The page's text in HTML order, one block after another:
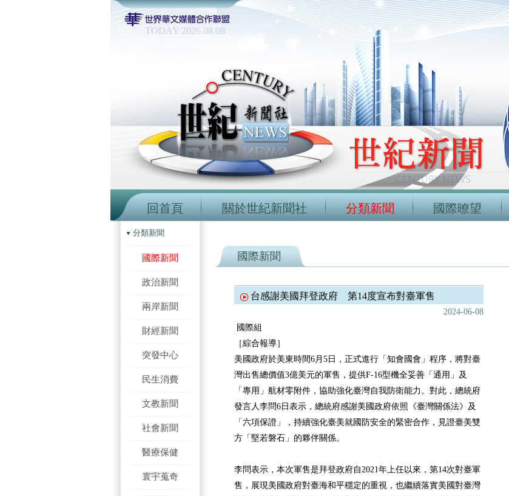
TODAY 2026.08.08
回首頁 關於世紀新聞社 分類新聞 國際暸望
分類新聞
國際新聞
政治新聞
兩岸新聞
財經新聞
突發中心
民生消費
文教新聞
社會新聞
醫療保健
寰宇蒐奇
國際新聞
台感謝美國拜登政府 第14度宣布對臺軍售
2024-06-08
國際組
［綜合報導］
美國政府於美東時間6月5日，正式進行「知會國會」程序，將對臺
灣出售總價值3億美元的軍售，提供F-16型機全妥善「通用」及
「專用」航材零附件，協助強化臺灣自我防衛能力。對此，總統府
發言人李問6日表示，總統府感謝美國政府依照《臺灣關係法》及
「六項保證」，持續強化臺美就國防安全的緊密合作，見證臺美雙
方「堅若磐石」的夥伴關係。
李問表示，本次軍售是拜登政府自2021年上任以來，第14次對臺軍
售，展現美國政府對臺海和平穩定的重視，也繼續落實美國對臺灣